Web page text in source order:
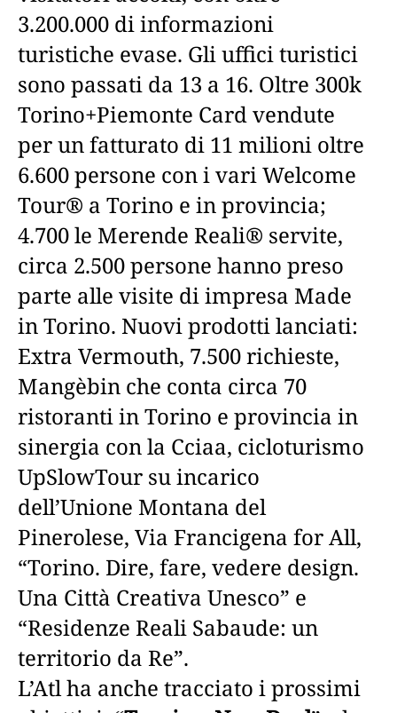
3.200.000 di informazioni
turistiche evase. Gli uffici turistici
sono passati da 13 a 16. Oltre 300k
Torino+Piemonte Card vendute
per un fatturato di 11 milioni oltre
6.600 persone con i vari Welcome
Tour® a Torino e in provincia;
4.700 le Merende Reali® servite,
circa 2.500 persone hanno preso
parte alle visite di impresa Made
in Torino. Nuovi prodotti lanciati:
Extra Vermouth, 7.500 richieste,
Mangèbin che conta circa 70
ristoranti in Torino e provincia in
sinergia con la Cciaa, cicloturismo
UpSlowTour su incarico
dell’Unione Montana del
Pinerolese, Via Francigena for All,
“Torino. Dire, fare, vedere design.
Una Città Creativa Unesco” e
“Residenze Reali Sabaude: un
territorio da Re”.
L’Atl ha anche tracciato i prossimi